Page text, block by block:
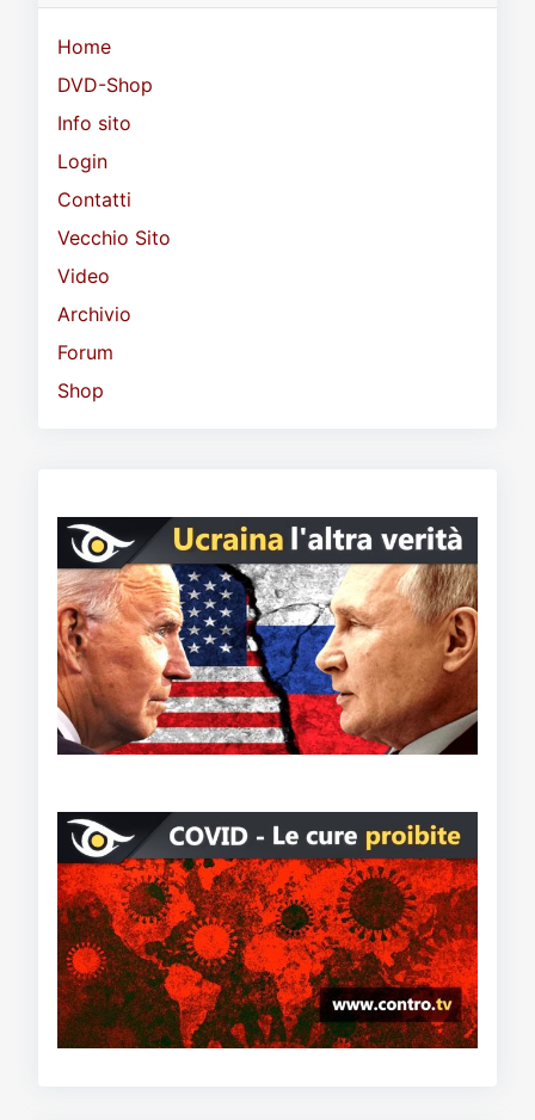
Home
DVD-Shop
Info sito
Login
Contatti
Vecchio Sito
Video
Archivio
Forum
Shop